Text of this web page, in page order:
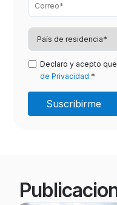
Declaro y acepto
de Privacidad.*